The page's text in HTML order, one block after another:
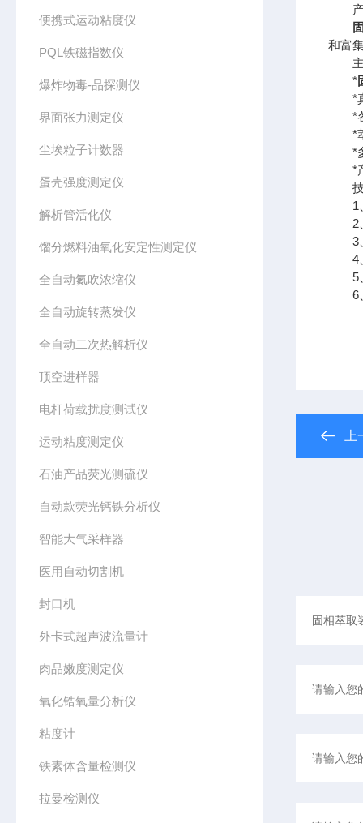
便携式运动粘度仪
PQL铁磁指数仪
爆炸物毒-品探测仪
界面张力测定仪
尘埃粒子计数器
蛋壳强度测定仪
解析管活化仪
馏分燃料油氧化安定性测定仪
全自动氮吹浓缩仪
全自动旋转蒸发仪
全自动二次热解析仪
顶空进样器
电杆荷载扰度测试仪
运动粘度测定仪
石油产品荧光测硫仪
自动款荧光钙铁分析仪
智能大气采样器
医用自动切割机
封口机
外卡式超声波流量计
肉品嫩度测定仪
氧化锆氧量分析仪
粘度计
铁素体含量检测仪
拉曼检测仪
产
和富
主
*
*真
*各
*萃
*多
*产
技
1、
2、
3、
4、
5、
6、